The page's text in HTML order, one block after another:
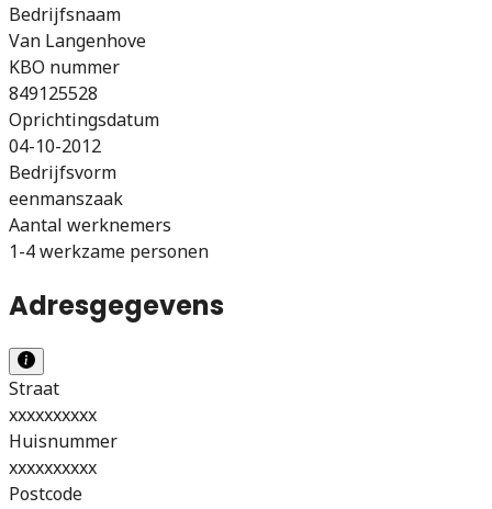
Bedrijfsnaam
Van Langenhove
KBO nummer
849125528
Oprichtingsdatum
04-10-2012
Bedrijfsvorm
eenmanszaak
Aantal werknemers
1-4 werkzame personen
Adresgegevens
Straat
xxxxxxxxxx
Huisnummer
xxxxxxxxxx
Postcode